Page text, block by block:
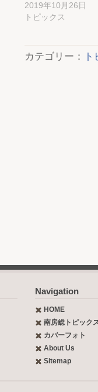
2019年10月26日
トピックス
カテゴリー：
Navigation
HOME
南房総トピック
カバーフォト
About Us
Sitemap